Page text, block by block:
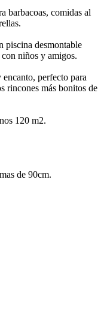
barbacoas, comidas al
piscina desmontable
niños y amigos.
perfecto para
rincones más bonitos de
120 m2.
de 90cm.